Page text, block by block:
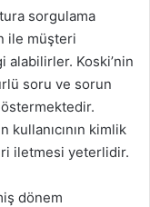
sorgulama
ile müşteri
Koski’nin
soru ve sorun
kullanıcının kimlik
iletmesi yeterlidir.
dönem